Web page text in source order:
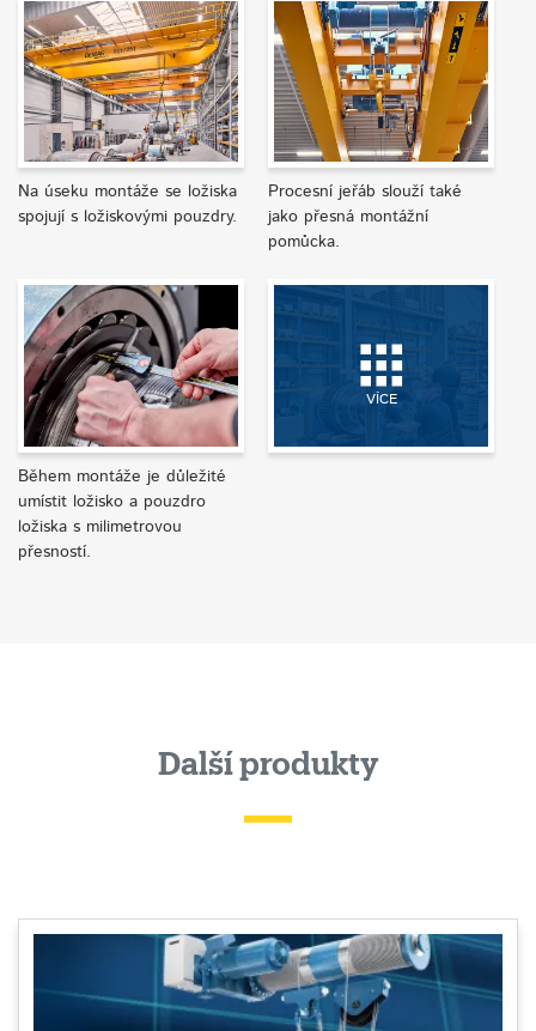
Na úseku montáže se ložiska
spojují s ložiskovými pouzdry.
Procesní jeřáb slouží také
jako přesná montážní
pomůcka.
Během montáže je důležité
umístit ložisko a pouzdro
ložiska s milimetrovou
přesností.
VÍCE
Další produkty